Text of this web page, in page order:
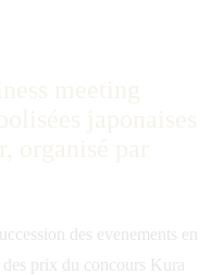
des evenements en
des prix du concours Kura